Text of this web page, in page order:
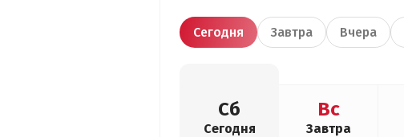
Сегодня Завтра Вчера
Сб
Сегодня
Вс
Завтра